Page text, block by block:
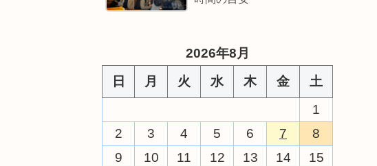
2026年8月
日
月 火 水 木 金
土
1
2
3 4 5 6 7
8
9
10 11 12 13 14
15